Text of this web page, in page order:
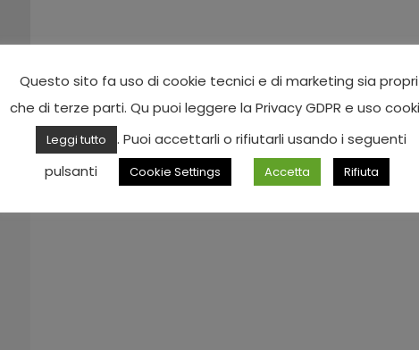
Questo sito fa uso di cookie tecnici e di marketing sia propri
che di terze parti. Qu puoi leggere la Privacy GDPR e uso
Leggi tutto
. Puoi accettarli o rifiutarli usando i seguenti
pulsanti
Cookie Settings Accetta Rifiuta